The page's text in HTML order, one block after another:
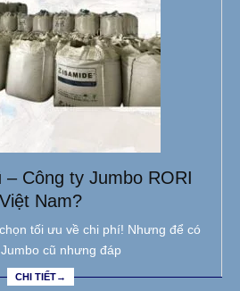
– Công ty Jumbo RORI
Việt Nam?
tối ưu về chi phí! Nhưng để có
cũ nhưng đáp
CHI TIẾT→